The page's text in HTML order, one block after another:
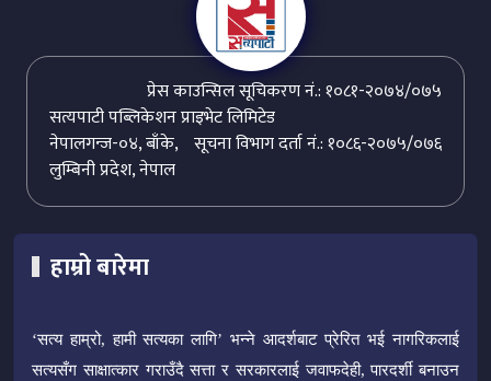
प्रेस काउन्सिल सूचिकरण नं.: १०८१-२०७४/०७५
सत्यपाटी पब्लिकेशन प्राइभेट लिमिटेड
सूचना विभाग दर्ता नं.: १०८६-२०७५/०७६
नेपालगन्ज-०४, बाँके,
लुम्बिनी प्रदेश, नेपाल
हाम्रो बारेमा
‘सत्य हाम्रो, हामी सत्यका लागि’ भन्ने आदर्शबाट प्रेरित भई नागरिकलाई
सत्यसँग साक्षात्कार गराउँदै सत्ता र सरकारलाई जवाफदेही, पारदर्शी बनाउन